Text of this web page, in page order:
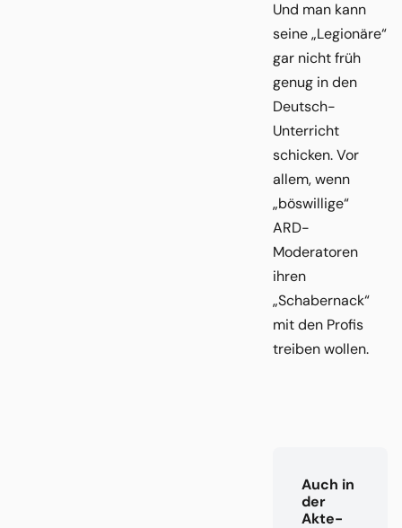
Und man kann
seine „Legionäre“
gar nicht früh
genug in den
Deutsch-
Unterricht
schicken. Vor
allem, wenn
„böswillige“
ARD-
Moderatoren
ihren
„Schabernack“
mit den Profis
treiben wollen.
Auch in
der
Akte-